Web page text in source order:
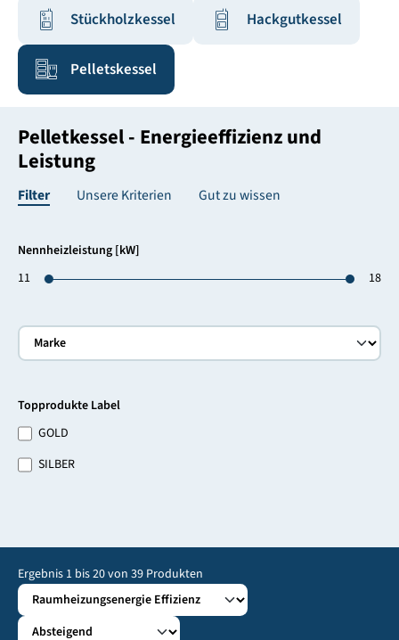
Stückholzkessel Hackgutkessel
Pelletskessel
Pelletkessel - Energieeffizienz und
Leistung
Filter Unsere Kriterien Gut zu wissen
Nennheizleistung [kW]
11
18
Topprodukte Label
GOLD
SILBER
Ergebnis 1bis20von 39Produkten